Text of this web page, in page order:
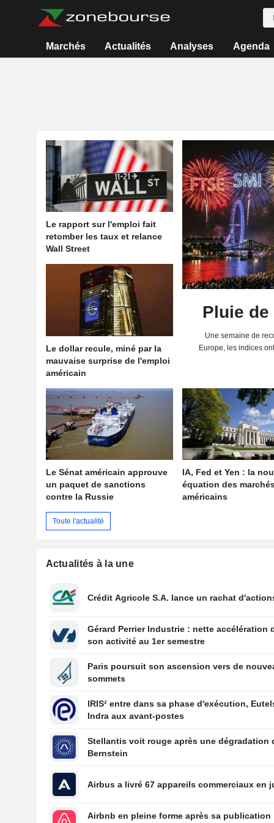
Marchés Actualités Analyses Agenda
Le rapport sur l'emploi fait
retomber les taux et relance
Wall Street
Le dollar recule, miné par la
mauvaise surprise de l'emploi
américain
Pluie
Une semaine de
Europe, les indices
Le Sénat américain approuve
un paquet de sanctions
contre la Russie
IA, Fed et Yen : la
équation des
américains
Toute l'actualité
Actualités à la une
Crédit Agricole S.A. lance un rachat
Gérard Perrier Industrie : nette accélération
son activité au 1er semestre
Paris poursuit son ascension vers de
sommets
IRIS² entre dans sa phase d'exécution,
Indra aux avant-postes
Stellantis voit rouge après une dégradation
Bernstein
Airbus a livré 67 appareils commerciaux en
Airbnb en pleine forme après sa publication